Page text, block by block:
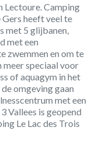
Lectoure. Camping
Gers heeft veel te
met 5 glijbanen,
met een
zwemmen en om te
meer speciaal voor
of aquagym in het
omgeving gaan
met een
Vallees is geopend
Le Lac des Trois